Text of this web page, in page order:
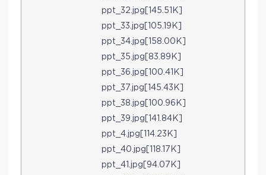
ppt_32.jpg[145.51K]
ppt_33.jpg[105.19K]
ppt_34.jpg[158.00K]
ppt_35.jpg[83.89K]
ppt_36.jpg[100.41K]
ppt_37.jpg[145.43K]
ppt_38.jpg[100.96K]
ppt_39.jpg[141.84K]
ppt_4.jpg[114.23K]
ppt_40.jpg[118.17K]
ppt_41.jpg[94.07K]